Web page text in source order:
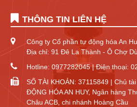
THÔNG TIN LIÊN HỆ
Công ty Cổ phần tự động hóa An
Địa chỉ: 91 Đê La Thành - Ô Chợ
Hotline: 0977282045 | Điện thoại:
SỐ TÀI KHOẢN: 37115849 | Chủ
ĐỘNG HÓA AN HUY, Ngân hàng
Châu ACB, chi nhánh Hoàng Cầu